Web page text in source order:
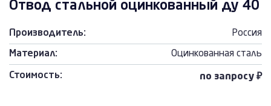
Отвод стальной оцинкованный ду 40
Производитель: Россия
Материал: Оцинкованная сталь
Стоимость: по запросу ₽